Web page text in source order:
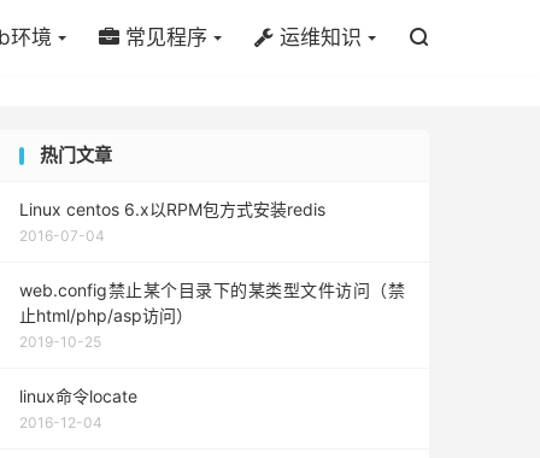
环境 常见程序 运维知识 
热门文章
Linux centos 6.x以RPM包方式安装redis
2016-07-04
web.config禁止某个目录下的某类型文件访问（禁
止html/php/asp访问）
2019-10-25
linux命令locate
2016-12-04